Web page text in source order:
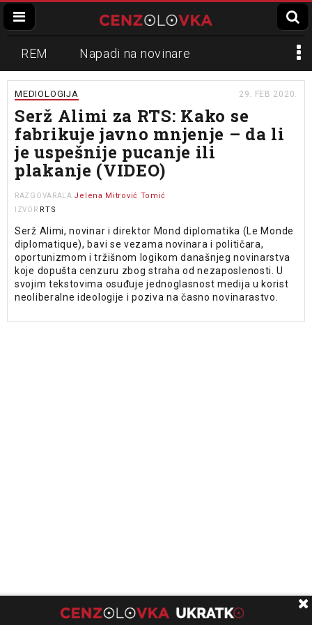
REM Napadi na novinare
Zvučni top
Propaganda Lokalni mediji
Informer Slavko Ćuruvija
MEDIOLOGIJA 29. FEB 2020.
Serž Alimi za RTS: Kako se
fabrikuje javno mnjenje – da li
je uspešnije pucanje ili
plakanje (VIDEO)
RAZGOVARALA Jelena Mitrović Tomić
IZVOR RTS
Serž Alimi, novinar i direktor Mond diplomatika (Le Monde
diplomatique), bavi se vezama novinara i političara,
oportunizmom i tržišnom logikom današnjeg novinarstva
koje dopušta cenzuru zbog straha od nezaposlenosti. U
svojim tekstovima osuđuje jednoglasnost medija u korist
neoliberalne ideologije i poziva na časno novinarastvo.